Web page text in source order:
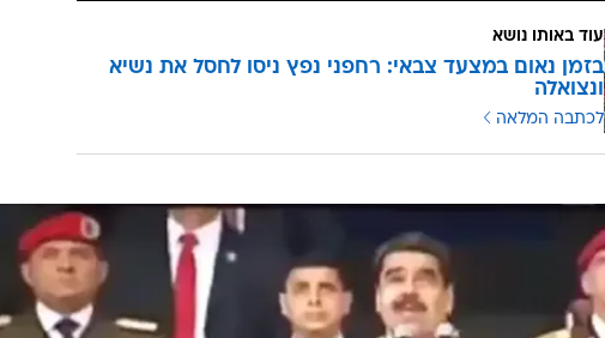
עוד באותו נושא
בזמן נאום במצעד צבאי: רחפני נפץ ניסו לחסל את נשיא
ונצואלה
לכתבה המלאה